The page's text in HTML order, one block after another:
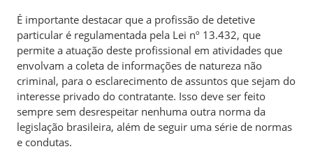
É importante destacar que a profissão de detetive
particular é regulamentada pela Lei nº 13.432, que
permite a atuação deste profissional em atividades que
envolvam a coleta de informações de natureza não
criminal, para o esclarecimento de assuntos que sejam do
interesse privado do contratante. Isso deve ser feito
sempre sem desrespeitar nenhuma outra norma da
legislação brasileira, além de seguir uma série de normas
e condutas.